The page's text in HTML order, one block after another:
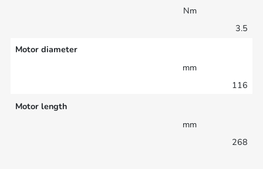
Nm
3.5
Motor diameter
mm
116
Motor length
mm
268